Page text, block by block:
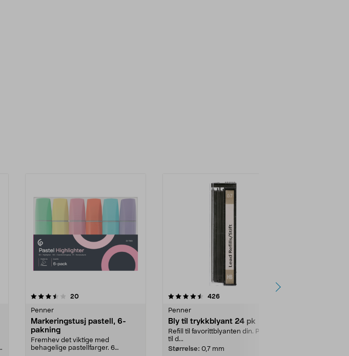
20anmeldelser
Penner
Markeringstusj pastell, 6-
pakning
Fremhev det viktige med
behagelige pastellfarger. 6
4.5 av 5 stjerner 426anmeldelser
Penner
Bly til trykkblyant 24 pk
Refill til favorittblyanten din. Passer
til d...
Størrelse: 0,7 mm
4.0 av 5 stjerner